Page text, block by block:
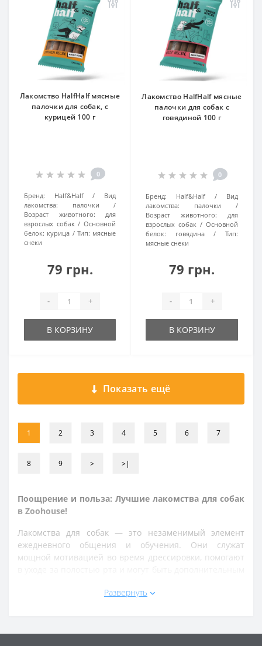
Лакомство HalfHalf мясные
палочки для собак, с
курицей 100 г
0
Бренд: Half&Half
Вид
лакомства:
палочки
Возраст животного:
для
взрослых собак
Основной
белок: курица Тип: мясные
снеки
79 грн.
- +
В КОРЗИНУ
Лакомство HalfHalf мясные
палочки для собак с
говядиной 100 г
0
Бренд: Half&Half
Вид
лакомства:
палочки
Возраст животного:
для
взрослых собак
Основной
белок:
говядина
Тип:
мясные снеки
79 грн.
- +
В КОРЗИНУ
Показать ещё
1 2 3 4 5 6 7
8 9 > >|
Поощрение и польза: Лучшие лакомства для собак
в Zoohouse!
Лакомства для собак — это незаменимый элемент
ежедневного общения и обучения. Они служат
мощной мотивацией во время дрессировки, помогают
натуральные и безопасные вкусняшки, не содержащие
Развернуть